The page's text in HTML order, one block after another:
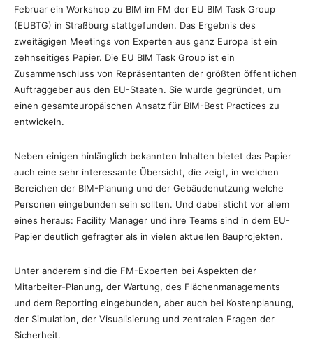
Februar ein Workshop zu BIM im FM der EU BIM Task Group
(EUBTG) in Straßburg stattgefunden. Das Ergebnis des
zweitägigen Meetings von Experten aus ganz Europa ist ein
zehnseitiges Papier. Die EU BIM Task Group ist ein
Zusammenschluss von Repräsentanten der größten öffentlichen
Auftraggeber aus den EU-Staaten. Sie wurde gegründet, um
einen gesamteuropäischen Ansatz für BIM-Best Practices zu
entwickeln.
Neben einigen hinlänglich bekannten Inhalten bietet das Papier
auch eine sehr interessante Übersicht, die zeigt, in welchen
Bereichen der BIM-Planung und der Gebäudenutzung welche
Personen eingebunden sein sollten. Und dabei sticht vor allem
eines heraus: Facility Manager und ihre Teams sind in dem EU-
Papier deutlich gefragter als in vielen aktuellen Bauprojekten.
Unter anderem sind die FM-Experten bei Aspekten der
Mitarbeiter-Planung, der Wartung, des Flächenmanagements
und dem Reporting eingebunden, aber auch bei Kostenplanung,
der Simulation, der Visualisierung und zentralen Fragen der
Sicherheit.